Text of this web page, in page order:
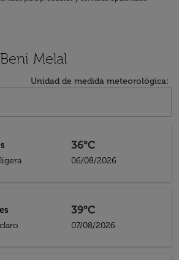
Melal
Unidad de medida meteorológica:
36°C
06/08/2026
39°C
07/08/2026